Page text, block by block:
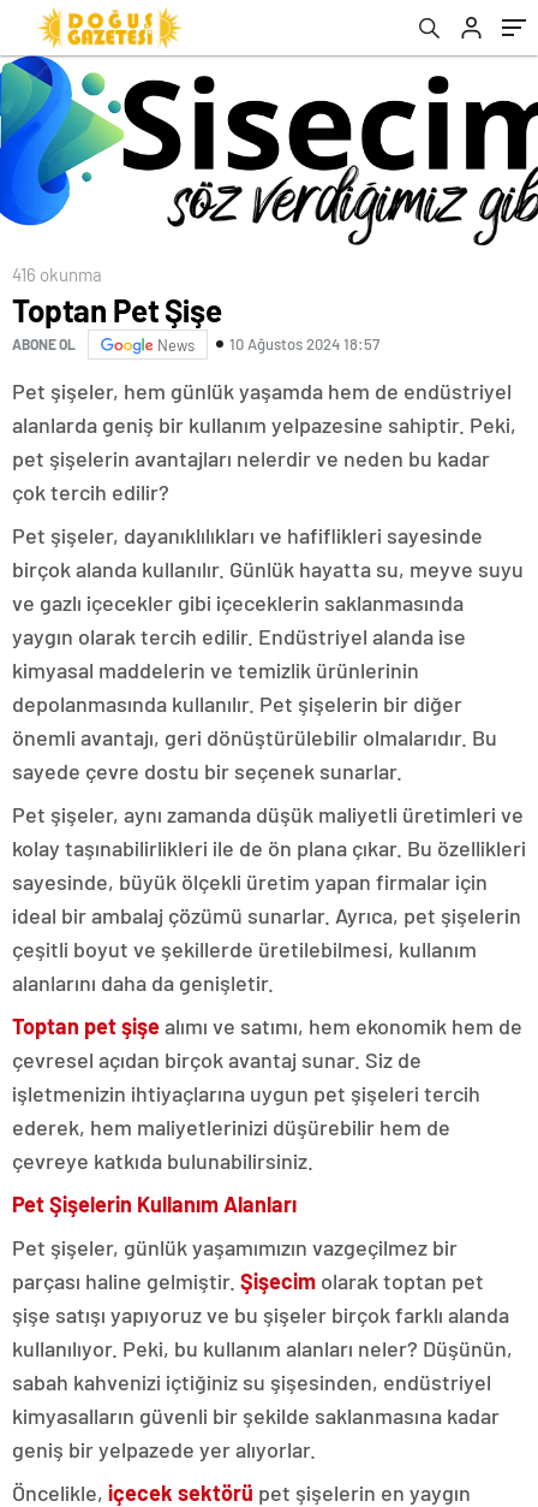
416 okunma
Toptan Pet Şişe
ABONE OL News 10 Ağustos 2024 18:57
Pet şişeler, hem günlük yaşamda hem de endüstriyel
alanlarda geniş bir kullanım yelpazesine sahiptir. Peki,
pet şişelerin avantajları nelerdir ve neden bu kadar
çok tercih edilir?
Pet şişeler, dayanıklılıkları ve hafiflikleri sayesinde
birçok alanda kullanılır. Günlük hayatta su, meyve suyu
ve gazlı içecekler gibi içeceklerin saklanmasında
yaygın olarak tercih edilir. Endüstriyel alanda ise
kimyasal maddelerin ve temizlik ürünlerinin
depolanmasında kullanılır. Pet şişelerin bir diğer
önemli avantajı, geri dönüştürülebilir olmalarıdır. Bu
sayede çevre dostu bir seçenek sunarlar.
Pet şişeler, aynı zamanda düşük maliyetli üretimleri ve
kolay taşınabilirlikleri ile de ön plana çıkar. Bu özellikleri
sayesinde, büyük ölçekli üretim yapan firmalar için
ideal bir ambalaj çözümü sunarlar. Ayrıca, pet şişelerin
çeşitli boyut ve şekillerde üretilebilmesi, kullanım
alanlarını daha da genişletir.
Toptan pet şişealımı ve satımı, hem ekonomik hem de
çevresel açıdan birçok avantaj sunar. Siz de
işletmenizin ihtiyaçlarına uygun pet şişeleri tercih
ederek, hem maliyetlerinizi düşürebilir hem de
çevreye katkıda bulunabilirsiniz.
Pet Şişelerin Kullanım Alanları
Pet şişeler, günlük yaşamımızın vazgeçilmez bir
parçası haline gelmiştir. Şişecim olarak toptan pet
şişe satışı yapıyoruz ve bu şişeler birçok farklı alanda
kullanılıyor. Peki, bu kullanım alanları neler? Düşünün,
sabah kahvenizi içtiğiniz su şişesinden, endüstriyel
kimyasalların güvenli bir şekilde saklanmasına kadar
geniş bir yelpazede yer alıyorlar.
Öncelikle, içecek sektörü pet şişelerin en yaygın